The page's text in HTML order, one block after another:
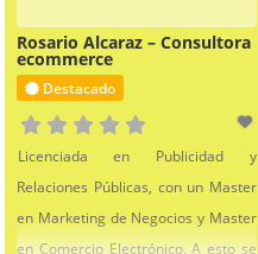
Rosario Alcaraz – Consultora
ecommerce
Destacado
Licenciada en Publicidad y
Relaciones Públicas, con un Master
en Marketing de Negocios y Master
en Comercio Electrónico. A esto se